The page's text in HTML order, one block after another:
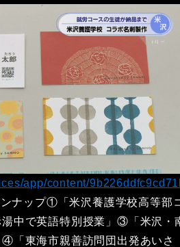
app/content/
ナップ①「米沢養護学校高等部
中で英語特別授業」③「米沢・
「東海市親善訪問団出発あいさ